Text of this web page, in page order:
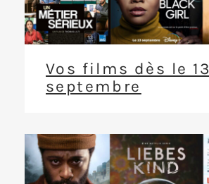
Vos films dès le 13
septembre